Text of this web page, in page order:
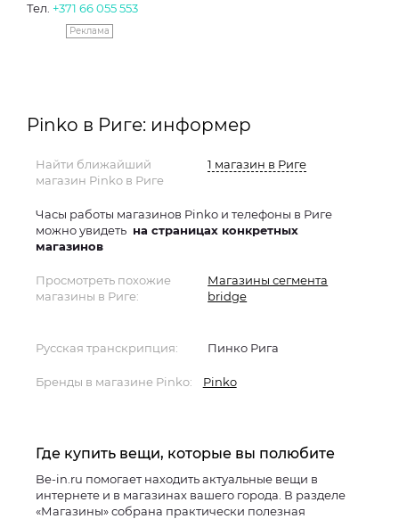
Тел. +371 66 055 553
Реклама
Pinko в Риге: информер
Найти ближайший
магазин Pinko в Риге
1 магазин в Риге
Часы работы магазинов Pinko и телефоны в Риге
можно увидеть на страницах конкретных
магазинов
Просмотреть похожие
магазины в Риге:
Магазины сегмента
bridge
Русская транскрипция: Пинко Рига
Бренды в магазине Pinko: Pinko
Где купить вещи, которые вы полюбите
Be-in.ru помогает находить актуальные вещи в
интернете и в магазинах вашего города. В разделе
«Магазины» собрана практически полезная